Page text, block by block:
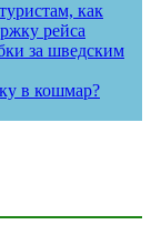
как
рейса
за шведским
в кошмар?